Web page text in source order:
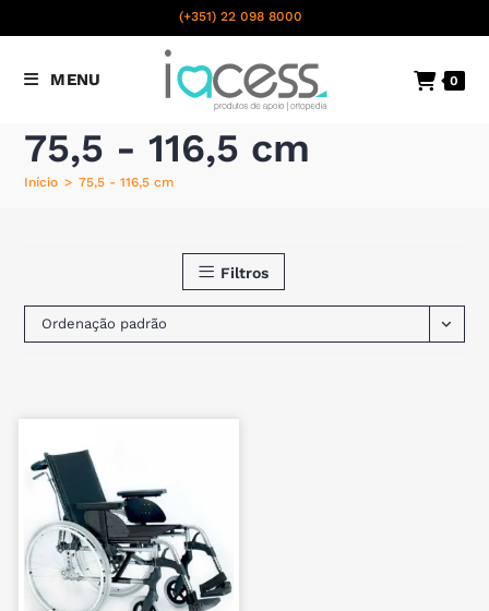
(+351) 22 098 8000
nacional
MENU 0
75,5 - 116,5 cm
Início > 75,5 - 116,5 cm
Filtros
Ordenação padrão